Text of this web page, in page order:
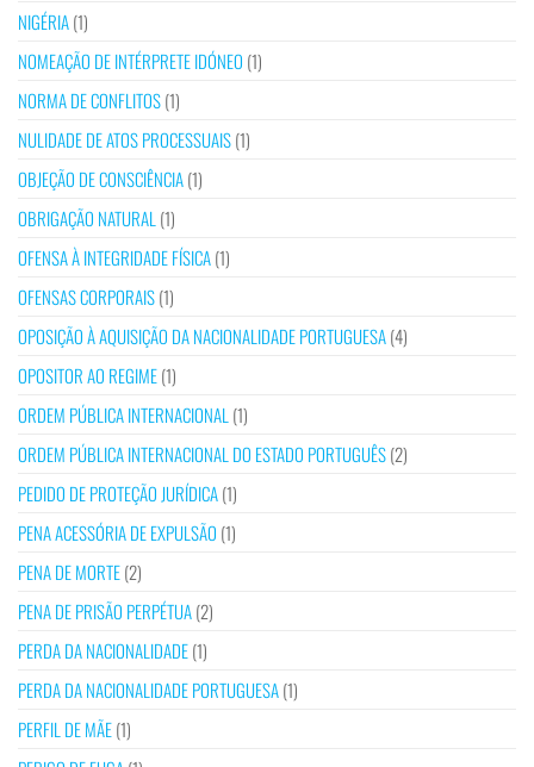
NIGÉRIA(1)
NOMEAÇÃO DE INTÉRPRETE IDÓNEO (1)
NORMA DE CONFLITOS(1)
NULIDADE DE ATOS PROCESSUAIS(1)
OBJEÇÃO DE CONSCIÊNCIA(1)
OBRIGAÇÃO NATURAL (1)
OFENSA À INTEGRIDADE FÍSICA(1)
OFENSAS CORPORAIS(1)
OPOSIÇÃO À AQUISIÇÃO DA NACIONALIDADE PORTUGUESA(4)
OPOSITOR AO REGIME(1)
ORDEM PÚBLICA INTERNACIONAL (1)
ORDEM PÚBLICA INTERNACIONAL DO ESTADO PORTUGUÊS(2)
PEDIDO DE PROTEÇÃO JURÍDICA(1)
PENA ACESSÓRIA DE EXPULSÃO (1)
PENA DE MORTE(2)
PENA DE PRISÃO PERPÉTUA(2)
PERDA DA NACIONALIDADE(1)
PERDA DA NACIONALIDADE PORTUGUESA(1)
PERFIL DE MÃE(1)